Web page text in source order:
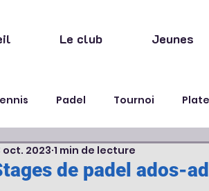
Le club Jeunes
Padel Tournoi
Extra sportif Fête
de padel ados-
oct. 2023 1 min de lecture